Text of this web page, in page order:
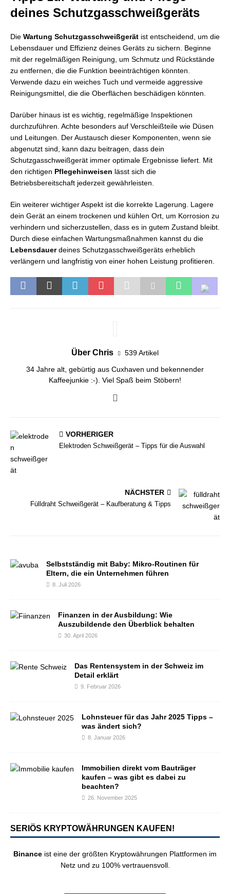
deines Schutzgasschweißgeräts
Die Wartung Schutzgasschweißgerät ist entscheidend, um die
Lebensdauer und Effizienz deines Geräts zu sichern. Beginne
mit der regelmäßigen Reinigung, um Schmutz und Rückstände
zu entfernen, die die Funktion beeinträchtigen könnten.
Verwende dazu ein weiches Tuch und vermeide aggressive
Reinigungsmittel, die die Oberflächen beschädigen könnten.
Darüber hinaus ist es wichtig, regelmäßige Inspektionen
durchzuführen. Achte besonders auf Verschleißteile wie Düsen
und Leitungen. Der Austausch dieser Komponenten, wenn sie
abgenutzt sind, kann dazu beitragen, dass dein
Schutzgasschweißgerät immer optimale Ergebnisse liefert. Mit
den richtigen Pflegehinweisen lässt sich die
Betriebsbereitschaft jederzeit gewährleisten.
Ein weiterer wichtiger Aspekt ist die korrekte Lagerung. Lagere
dein Gerät an einem trockenen und kühlen Ort, um Korrosion zu
verhindern und sicherzustellen, dass es in gutem Zustand bleibt.
Durch diese einfachen Wartungsmaßnahmen kannst du die
Lebensdauerdeines Schutzgasschweißgeräts erheblich
verlängern und langfristig von einer hohen Leistung profitieren.
Über Chris 539 Artikel
34 Jahre alt, gebürtig aus Cuxhaven und bekennender
Kaffeejunkie :-). Viel Spaß beim Stöbern!
VORHERIGER
Elektroden Schweißgerät – Tipps für die Auswahl
NÄCHSTER
Fülldraht Schweißgerät – Kaufberatung & Tipps
Selbstständig mit Baby: Mikro-Routinen für
Eltern, die ein Unternehmen führen
8. Juli 2026
Finanzen in der Ausbildung: Wie
Auszubildende den Überblick behalten
30. April 2026
Das Rentensystem in der Schweiz im
Detail erklärt
9. Februar 2026
Lohnsteuer für das Jahr 2025 Tipps –
was ändert sich?
8. Januar 2026
Immobilien direkt vom Bauträger
kaufen – was gibt es dabei zu
beachten?
26. November 2025
SERIÖS KRYPTOWÄHRUNGEN KAUFEN!
Binance ist eine der größten Kryptowährungen Plattformen im
Netz und zu 100% vertrauensvoll.